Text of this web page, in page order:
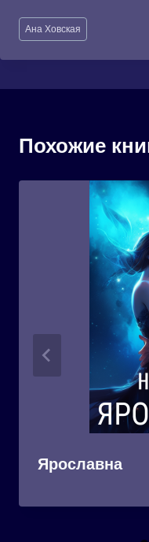
Метки
записи:
Ана Ховская
Похожие
Ярославна